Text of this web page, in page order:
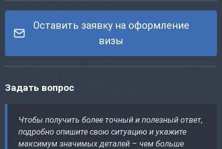
Оставить заявку на оформление
визы
Задать вопрос
Чтобы получить более точный и полезный ответ,
подробно опишите свою ситуацию и укажите
максимум значимых деталей – чем больше